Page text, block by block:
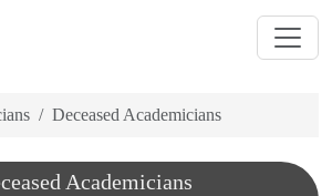
Deceased Academicians
Academicians